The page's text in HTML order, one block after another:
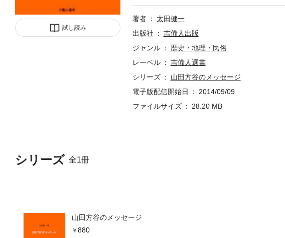
試し読み
シリーズ 全1冊
山田方谷のメッセージ
880
著者
太田健一
出版社
吉備人出版
ジャンル
歴史・地理・民俗
レーベル
吉備人選書
シリーズ
山田方谷のメッセージ
電子版配信開始日
2014/09/09
ファイルサイズ
28.20 MB